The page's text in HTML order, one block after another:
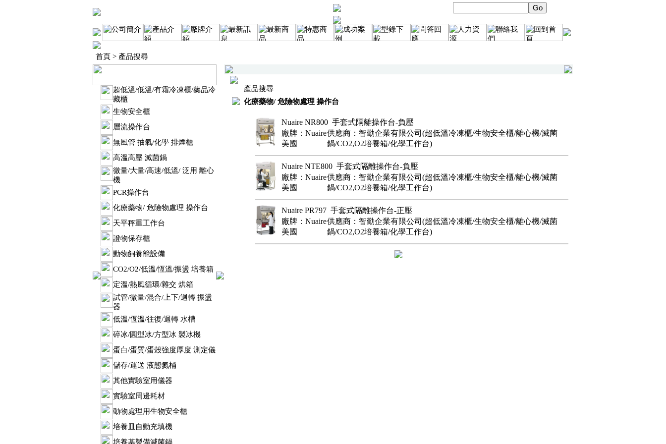
首頁 > 產品搜尋
超低溫/低溫/有霜冷凍櫃/藥品冷
藏櫃
生物安全櫃
層流操作台
無風管 抽氣/化學 排煙櫃
高溫高壓 滅菌鍋
微量/大量/高速/低溫/ 泛用 離心
機
PCR操作台
化療藥物/ 危險物處理 操作台
天平秤重工作台
證物保存櫃
動物飼養籠設備
CO2/O2/低溫/恆溫/振盪 培養箱
定溫/熱風循環/雜交 烘箱
試管/微量/混合/上下/迴轉 振盪
器
低溫/恆溫/往復/迴轉 水槽
碎冰/圓型冰/方型冰 製冰機
蛋白/蛋質/蛋殼強度厚度 測定儀
儲存/運送 液態氮桶
其他實驗室用儀器
實驗室周邊耗材
動物處理用生物安全櫃
培養皿自動充填機
培養基製備滅菌鍋
產品搜尋
化療藥物/ 危險物處理 操作台
Nuaire NR800 手套式隔離操作台-負壓
廠牌：Nuaire
美國
供應商：智勤企業有限公司(超低溫冷凍櫃/生物安全櫃/離心機/滅菌
鍋/CO2,O2培養箱/化學工作台)
Nuaire NTE800 手套式隔離操作台-負壓
廠牌：Nuaire
美國
供應商：智勤企業有限公司(超低溫冷凍櫃/生物安全櫃/離心機/滅菌
鍋/CO2,O2培養箱/化學工作台)
Nuaire PR797 手套式隔離操作台-正壓
廠牌：Nuaire
美國
供應商：智勤企業有限公司(超低溫冷凍櫃/生物安全櫃/離心機/滅菌
鍋/CO2,O2培養箱/化學工作台)